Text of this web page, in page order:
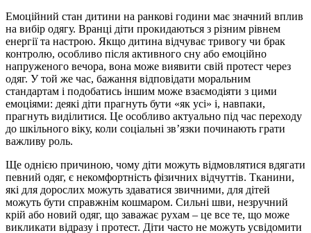
Емоційний стан дитини на ранкові години має значний вплив
на вибір одягу. Вранці діти прокидаються з різним рівнем
енергії та настрою. Якщо дитина відчуває тривогу чи брак
контролю, особливо після активного сну або емоційно
напруженого вечора, вона може виявити свій протест через
одяг. У той же час, бажання відповідати моральним
стандартам і подобатись іншим може взаємодіяти з цими
емоціями: деякі діти прагнуть бути «як усі» і, навпаки,
прагнуть виділитися. Це особливо актуально під час переходу
до шкільного віку, коли соціальні зв’язки починають грати
важливу роль.
Ще однією причиною, чому діти можуть відмовлятися вдягати
певний одяг, є некомфортність фізичних відчуттів. Тканини,
які для дорослих можуть здаватися звичними, для дітей
можуть бути справжнім кошмаром. Сильні шви, незручний
крій або новий одяг, що заважає рухам – це все те, що може
викликати відразу і протест. Діти часто не можуть усвідомити